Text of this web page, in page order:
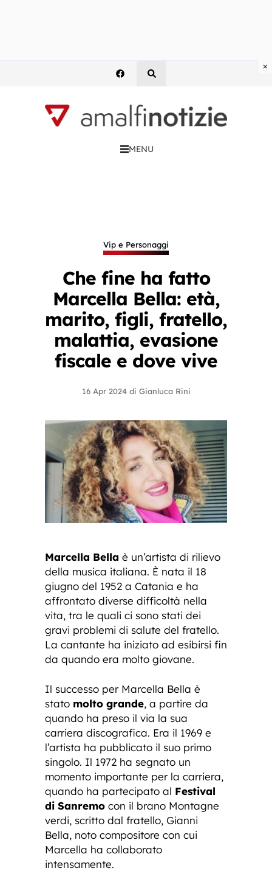
MENU
Vip e Personaggi
Che fine ha fatto
Marcella Bella: età,
marito, figli, fratello,
malattia, evasione
fiscale e dove vive
16 Apr 2024 di Gianluca Rini
Marcella Bella è un’artista di rilievo
della musica italiana. È nata il 18
giugno del 1952 a Catania e ha
affrontato diverse difficoltà nella
vita, tra le quali ci sono stati dei
gravi problemi di salute del fratello.
La cantante ha iniziato ad esibirsi fin
da quando era molto giovane.
Il successo per Marcella Bella è
stato molto grande, a partire da
quando ha preso il via la sua
carriera discografica. Era il 1969 e
l’artista ha pubblicato il suo primo
singolo. Il 1972 ha segnato un
momento importante per la carriera,
quando ha partecipato al Festival
di Sanremo con il brano Montagne
verdi, scritto dal fratello, Gianni
Bella, noto compositore con cui
Marcella ha collaborato
intensamente.
×